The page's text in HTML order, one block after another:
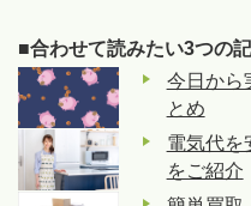
■合わせて読みたい3つの
今日から
とめ
電気代
をご紹介